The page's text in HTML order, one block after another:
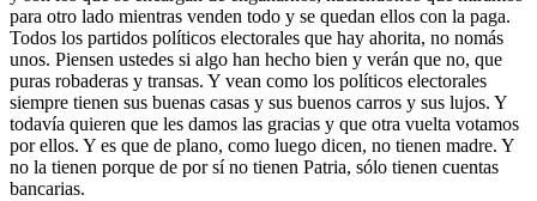
para otro lado mientras venden todo y se quedan ellos con la paga.
Todos los partidos políticos electorales que hay ahorita, no nomás
unos. Piensen ustedes si algo han hecho bien y verán que no, que
puras robaderas y transas. Y vean como los políticos electorales
siempre tienen sus buenas casas y sus buenos carros y sus lujos. Y
todavía quieren que les damos las gracias y que otra vuelta votamos
por ellos. Y es que de plano, como luego dicen, no tienen madre. Y
no la tienen porque de por sí no tienen Patria, sólo tienen cuentas
bancarias.